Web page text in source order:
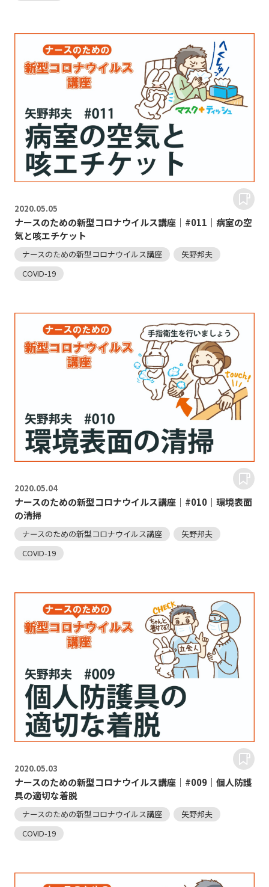
2020.05.05
ナースのための新型コロナウイルス講座｜#011｜病室の空
気と咳エチケット
ナースのための新型コロナウイルス講座
矢野邦夫
COVID-19
2020.05.04
ナースのための新型コロナウイルス講座｜#010｜環境表面
の清掃
ナースのための新型コロナウイルス講座
矢野邦夫
COVID-19
2020.05.03
ナースのための新型コロナウイルス講座｜#009｜個人防護
具の適切な着脱
ナースのための新型コロナウイルス講座
矢野邦夫
COVID-19